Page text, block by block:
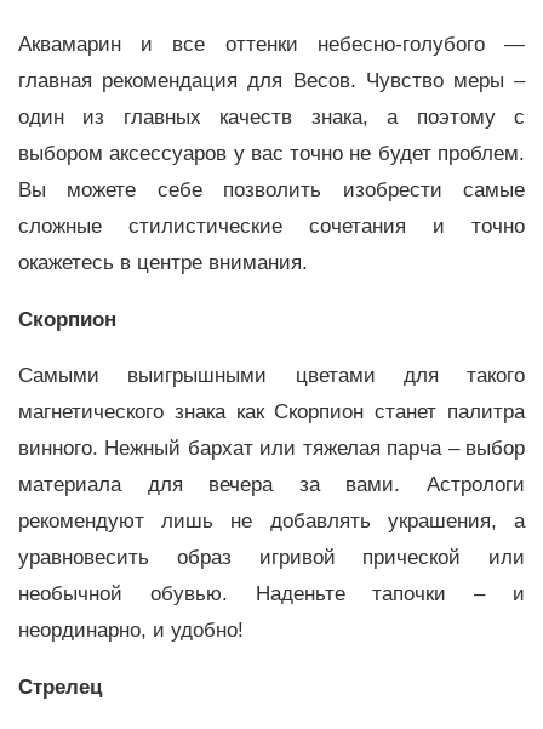
Аквамарин и все оттенки небесно-голубого —
главная рекомендация для Весов. Чувство меры –
один из главных качеств знака, а поэтому с
выбором аксессуаров у вас точно не будет проблем.
Вы можете себе позволить изобрести самые
сложные стилистические сочетания и точно
окажетесь в центре внимания.
Скорпион
Самыми выигрышными цветами для такого
магнетического знака как Скорпион станет палитра
винного. Нежный бархат или тяжелая парча – выбор
материала для вечера за вами. Астрологи
рекомендуют лишь не добавлять украшения, а
уравновесить образ игривой прической или
необычной обувью. Наденьте тапочки – и
неординарно, и удобно!
Стрелец